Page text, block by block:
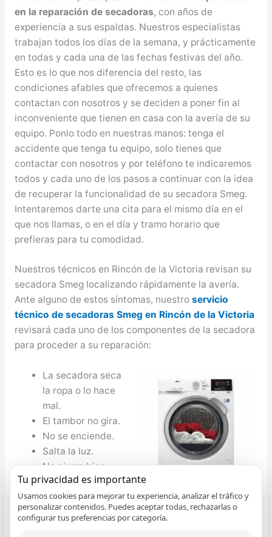
en la reparación de secadoras, con años de
experiencia a sus espaldas. Nuestros especialistas
trabajan todos los días de la semana, y prácticamente
en todas y cada una de las fechas festivas del año.
Esto es lo que nos diferencia del resto, las
condiciones afables que ofrecemos a quienes
contactan con nosotros y se deciden a poner fin al
inconveniente que tienen en casa con la avería de su
equipo. Ponlo todo en nuestras manos: tenga el
accidente que tenga tu equipo, solo tienes que
contactar con nosotros y por teléfono te indicaremos
todos y cada uno de los pasos a continuar con la idea
de recuperar la funcionalidad de su secadora Smeg.
Intentaremos darte una cita para el mismo día en el
que nos llamas, o en el día y tramo horario que
prefieras para tu comodidad.
Nuestros técnicos en Rincón de la Victoria revisan su
secadora Smeg localizando rápidamente la avería.
Ante alguno de estos síntomas, nuestro servicio
técnico de secadoras Smeg en Rincón de la Victoria
revisará cada uno de los componentes de la secadora
para proceder a su reparación:
La secadora seca
la ropa o lo hace
mal.
El tambor no gira.
No se enciende.
Salta la luz.
No cierra bien.
Desagua mal.
Hace mucho
ruido.
Tu privacidad es importante
Usamos cookies para mejorar tu experiencia, analizar el tráfico y
personalizar contenidos. Puedes aceptar todas, rechazarlas o
configurar tus preferencias por categoría.